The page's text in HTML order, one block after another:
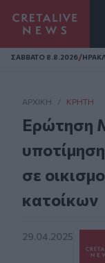
Homepage
ΣAΒΒΑΤΟ 8.8.2026/
ΑΡΧΙΚΗ / ΚΡΉΤΗ
Ερώτηση
σε
κατοίκων
29.04.2025